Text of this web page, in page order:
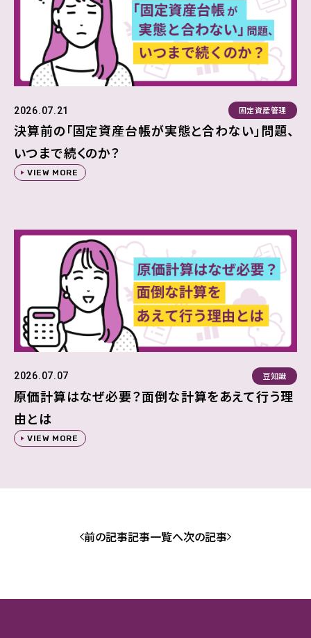
2026.07.21 固定資産管理
決算前の「固定資産台帳が実態と合わない」問題、
いつまで続くのか？
VIEW MORE
2026.07.07 豆知識
原価計算はなぜ必要？面倒な計算をあえて行う理
由とは
VIEW MORE
前の記事記事一覧へ次の記事